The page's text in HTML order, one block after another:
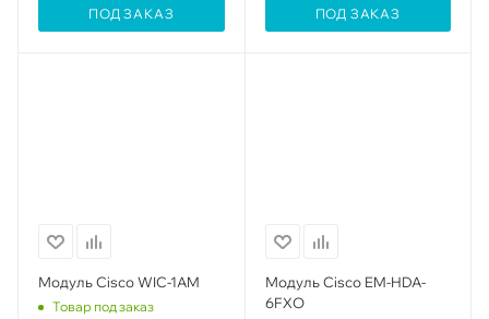
ПОД ЗАКАЗ ПОД ЗАКАЗ
Модуль Cisco WIC-1AM
Товар под заказ
Модуль Cisco EM-HDA-
6FXO